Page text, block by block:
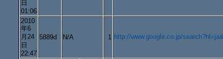
日
01:06
2010
年6
月24
日
22:47
5889d N/A 1 http://www.google.co.jp/